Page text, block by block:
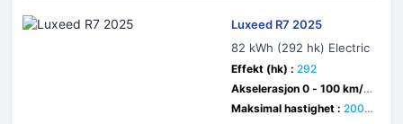
Luxeed R7 2025
82 kWh (292 hk) Electric
Effekt (hk) : 292
Akselerasjon 0 - 100 km/t
: 5.9 sek
Maksimal hastighet : 200 k